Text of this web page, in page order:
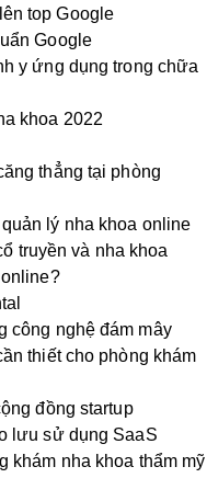
top Google
Google
y ứng dụng trong chữa
khoa 2022
thẳng tại phòng
lý nha khoa online
truyền và nha khoa
công nghệ đám mây
thiết cho phòng khám
đồng startup
lưu sử dụng SaaS
khám nha khoa thẩm mỹ